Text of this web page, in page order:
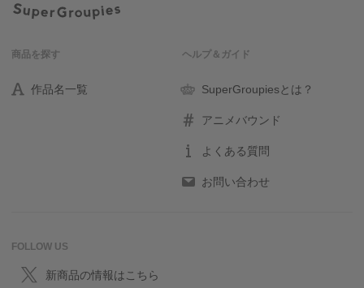
商品を探す
作品名一覧
ヘルプ＆ガイド
SuperGroupiesとは？
アニメバウンド
よくある質問
お問い合わせ
FOLLOW US
新商品の情報はこちら